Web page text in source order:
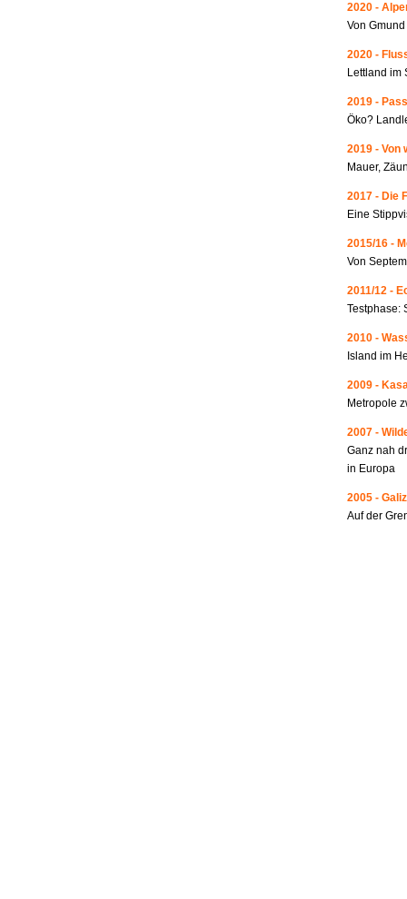
2020 -
Von
2020 -
Lettland im
2019 -
Öko?
2019 - Von
Mauer,
2017 - Die
Eine
2015/16 -
Von
2011/12 -
Testphase:
2010 -
Island im
2009 -
Metropole
2007 -
Ganz nah
in Europa
2005 -
Auf der